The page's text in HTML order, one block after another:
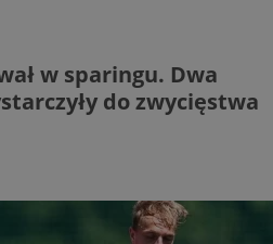
w sparingu. Dwa
do zwycięstwa